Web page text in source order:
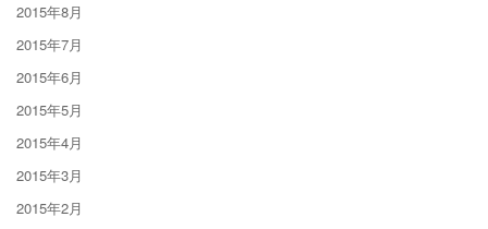
2015年8月
2015年7月
2015年6月
2015年5月
2015年4月
2015年3月
2015年2月